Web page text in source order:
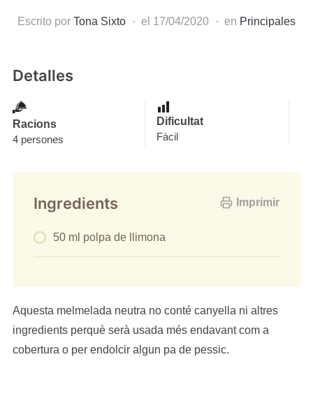
Escrito por Tona Sixto el 17/04/2020 en Principales
Detalles
Racions
4 persones
Dificultat
Fàcil
Imprimir
Ingredients
50 ml polpa de llimona
Aquesta melmelada neutra no conté canyella ni altres
ingredients perquè serà usada més endavant com a
cobertura o per endolcir algun pa de pessic.